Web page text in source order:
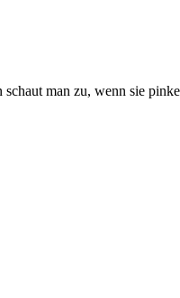
man zu, wenn sie